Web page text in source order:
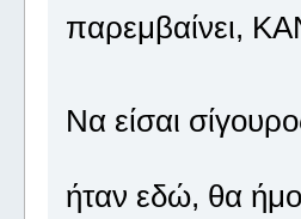
παρεμβαίνει,
Να είσαι
ήταν εδώ, θα